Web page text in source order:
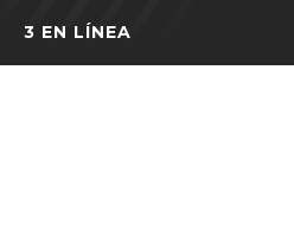
3 EN LÍNEA